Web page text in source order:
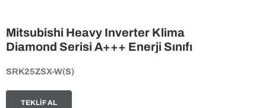
Mitsubishi Heavy Inverter Klima
Diamond Serisi A+++ Enerji Sınıfı
SRK25ZSX-W(S)
TEKLİF AL